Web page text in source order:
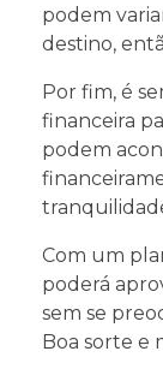
podem
destino,
Por fim, é
financeira
podem
Com um
poderá
sem se
Boa sorte e